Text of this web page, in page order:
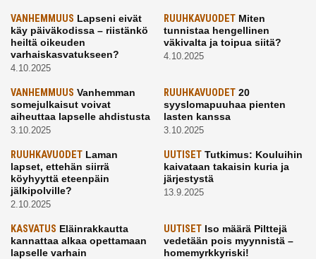
VANHEMMUUS Lapseni eivät
käy päiväkodissa – riistänkö
heiltä oikeuden
varhaiskasvatukseen?
4.10.2025
RUUHKAVUODETMiten
tunnistaa hengellinen
väkivalta ja toipua siitä?
4.10.2025
VANHEMMUUS Vanhemman
somejulkaisut voivat
aiheuttaa lapselle ahdistusta
3.10.2025
RUUHKAVUODET20
syyslomapuuhaa pienten
lasten kanssa
3.10.2025
RUUHKAVUODET Laman
lapset, ettehän siirrä
köyhyyttä eteenpäin
jälkipolville?
2.10.2025
UUTISETTutkimus: Kouluihin
kaivataan takaisin kuria ja
järjestystä
13.9.2025
KASVATUS Eläinrakkautta
kannattaa alkaa opettamaan
lapselle varhain
UUTISETIso määrä Pilttejä
vedetään pois myynnistä –
homemyrkkyriski!